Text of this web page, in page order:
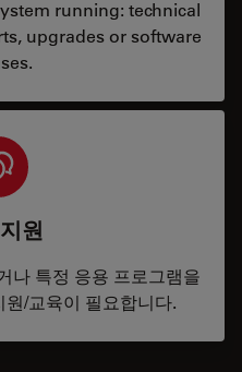
running: technical
upgrades or software
원
나 특정 응용 프로그램을
/교육이 필요합니다.